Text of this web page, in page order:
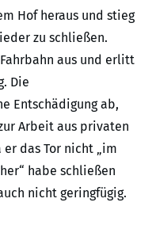
Hof heraus und stieg
zu schließen.
aus und erlitt
Die
Entschädigung ab,
Arbeit aus privaten
das Tor nicht „im
habe schließen
nicht geringfügig.